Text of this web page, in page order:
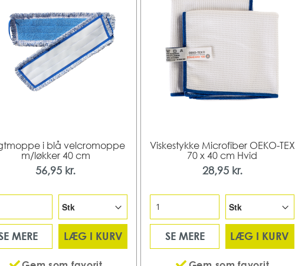
i blå velcromoppe
m/løkker 40 cm
56,95 kr.
MERE LÆG I KURV
Viskestykke Microfiber OEKO-TEX
70 x 40 cm Hvid
28,95 kr.
SE MERE LÆG I KURV